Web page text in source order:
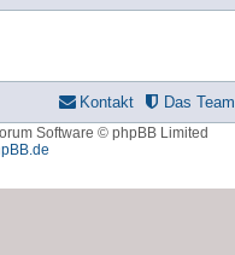
Das Team
Kontakt
Software © phpBB Limited